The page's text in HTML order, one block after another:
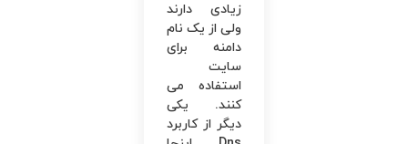
زیادی دارند
ولی از یک نام
دامنه برای
سایت
استفاده می
کنند. یکی
دیگر از کاربرد